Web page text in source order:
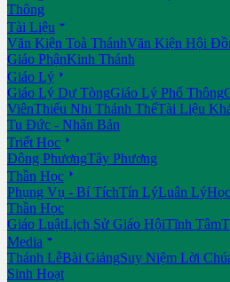
Thông
Tài Liệu 
Văn Kiện Toà ThánhVăn Kiện Hội
Giáo PhậnKinh Thánh
Giáo Lý 
Giáo Lý Dự TòngGiáo Lý Phổ Thông
ViênThiếu Nhi Thánh ThểTài Liệu
Tu Đức - Nhân Bản
Triết Học 
Đông PhươngTây Phương
Thần Học 
Phụng Vụ - Bí TíchTín LýLuân Lý
Thần Học
Giáo LuậtLịch Sử Giáo HộiTĩnh Tâm
Media 
Thánh LễBài GiảngSuy Niệm Lời
Sinh Hoạt